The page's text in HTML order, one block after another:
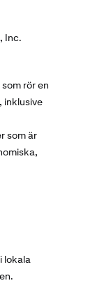
Inc.
rör en
inklusive
som är
lokala